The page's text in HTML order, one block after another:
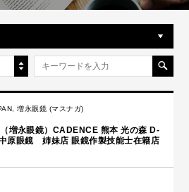
,増永眼鏡 (マスナガ)
増永眼鏡）CADENCE 熊本 光の森 D-
原眼鏡 姉妹店 眼鏡作製技能士在籍店